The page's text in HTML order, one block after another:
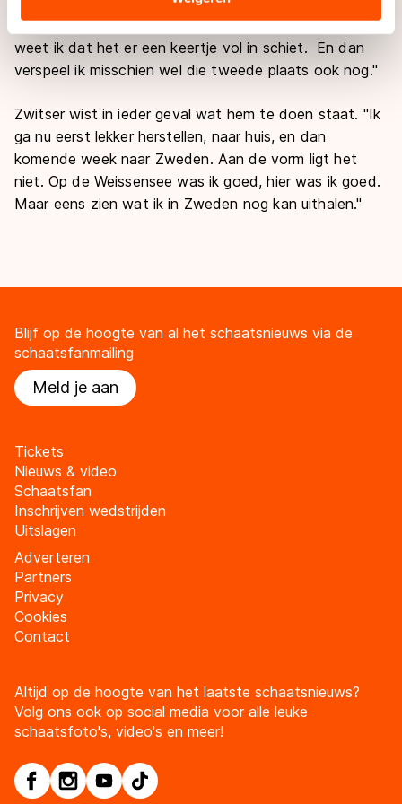
landen buiten de EU, zoals de VS, waar mogelijk geen
adequaat beschermingsniveau geldt volgens de GDPR.
Door op ‘Toestaan’ te klikken, stemt u in met deze
overdracht. Meer informatie vindt u in ons
cookiebeleid
lach. "Dan kan ik wel blijven demarreren, maar dan
weet ik dat het er een keertje vol in schiet. En dan
verspeel ik misschien wel die tweede plaats ook nog."
Zwitser wist in ieder geval wat hem te doen staat. "Ik
ga nu eerst lekker herstellen, naar huis, en dan
komende week naar Zweden. Aan de vorm ligt het
niet. Op de Weissensee was ik goed, hier was ik goed.
Maar eens zien wat ik in Zweden nog kan uithalen."
Blijf op de hoogte van al het schaatsnieuws via de
schaatsfanmailing
Meld je aan
Tickets
Nieuws & video
Schaatsfan
Inschrijven wedstrijden
Uitslagen
Adverteren
Partners
Privacy
Cookies
Contact
Altijd op de hoogte van het laatste schaatsnieuws?
Volg ons ook op social media voor alle leuke
schaatsfoto's, video's en meer!